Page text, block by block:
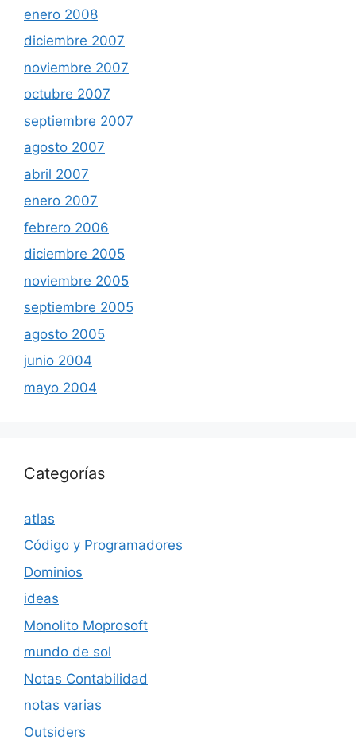
enero 2008
diciembre 2007
noviembre 2007
octubre 2007
septiembre 2007
agosto 2007
abril 2007
enero 2007
febrero 2006
diciembre 2005
noviembre 2005
septiembre 2005
agosto 2005
junio 2004
mayo 2004
Categorías
atlas
Código y Programadores
Dominios
ideas
Monolito Moprosoft
mundo de sol
Notas Contabilidad
notas varias
Outsiders